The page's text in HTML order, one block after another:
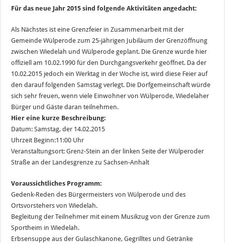
Für das neue Jahr 2015 sind folgende Aktivitäten angedacht:
Als Nächstes ist eine Grenzfeier in Zusammenarbeit mit der
Gemeinde Wülperode zum 25-jährigen Jubiläum der Grenzöffnung
zwischen Wiedelah und Wülperode geplant. Die Grenze wurde hier
offiziell am 10.02.1990 für den Durchgangsverkehr geöffnet. Da der
10.02.2015 jedoch ein Werktag in der Woche ist, wird diese Feier auf
den darauf folgenden Samstag verlegt. Die Dorfgemeinschaft würde
sich sehr freuen, wenn viele Einwohner von Wülperode, Wiedelaher
Bürger und Gäste daran teilnehmen.
Hier eine kurze Beschreibung:
Datum: Samstag, der 14.02.2015
Uhrzeit Beginn:11:00 Uhr
Veranstaltungsort: Grenz-Stein an der linken Seite der Wülperoder
Straße an der Landesgrenze zu Sachsen-Anhalt
Voraussichtliches Programm:
Gedenk-Reden des Bürgermeisters von Wülperode und des
Ortsvorstehers von Wiedelah.
Begleitung der Teilnehmer mit einem Musikzug von der Grenze zum
Sportheim in Wiedelah.
Erbsensuppe aus der Gulaschkanone, Gegrilltes und Getränke